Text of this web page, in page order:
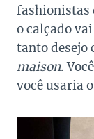
fashionistas
o calçado
tanto desejo
maison.
você usaria